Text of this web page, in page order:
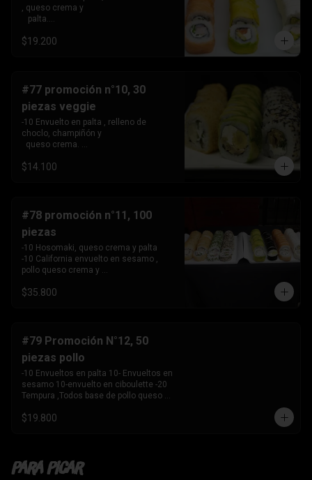
, queso crema y
   palta.
camarón, queso crema
$19.200
#77 promoción n°10, 30
piezas veggie
-10 Envuelto en palta , relleno de
choclo, champiñón y
  queso crema.
champiñón , queso
$14.100
#78 promoción n°11, 100
piezas
-10 Hosomaki, queso crema y palta
-10 California envuelto en sesamo ,
pollo queso crema y
-10 California envuelto en ciboulette ,
    cebollín.
-10 envuelto en palta , salmon, queso
crema y cebollín
-10 Envuelto en queso crema, palmito,
palta.
-10 Tempura, kanikama y palta
cebollín.
-1 Bebida
    Coca Cola sin azúcar 1.5 ltros
$35.800
#79 Promoción N°12, 50
piezas pollo
-10 Envueltos en palta 10- Envueltos en
sesamo 10-envuelto en ciboulette -20
Tempura ,Todos base de pollo queso
$19.800
Para Picar